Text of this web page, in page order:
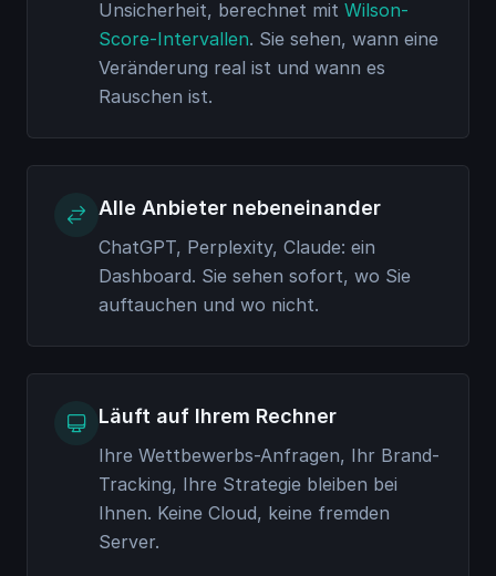
Unsicherheit, berechnet mit Wilson-
Score-Intervallen. Sie sehen, wann eine
Veränderung real ist und wann es
Rauschen ist.
Alle Anbieter nebeneinander
ChatGPT, Perplexity, Claude: ein
Dashboard. Sie sehen sofort, wo Sie
auftauchen und wo nicht.
Läuft auf Ihrem Rechner
Ihre Wettbewerbs-Anfragen, Ihr Brand-
Tracking, Ihre Strategie bleiben bei
Ihnen. Keine Cloud, keine fremden
Server.